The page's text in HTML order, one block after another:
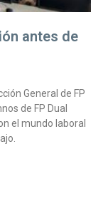
antes de
General de FP
de FP Dual
el mundo laboral